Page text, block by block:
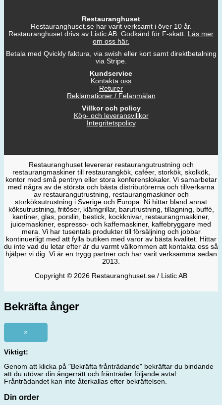
Restauranghuset
Restauranghuset.se har varit verksamt i över 10 år.
Restauranghuset drivs av Listic AB. Godkänd för F-skatt. Läs mer
om oss här.
Betala med Qvickly faktura, via swish eller kort samt direktbetalning
via Stripe.
Kundservice
Kontakta oss
Returer
Reklamationer / Felanmälan
Villkor och policy
Köp- och leveransvillkor
Integritetspolicy
Restauranghuset levererar restaurangutrustning och
restaurangmaskiner till restaurangkök, caféer, storkök, skolkök,
kontor med små pentryn eller stora konferenslokaler. Vi samarbetar
med några av de största och bästa distributörerna och tillverkarna
av restaurangutrustning, restaurangmaskiner och
storköksutrustning i Sverige och Europa. Ni hittar bland annat
köksutrustning, fritöser, klämgrillar, barutrustning, tillagning, buffé,
kantiner, glas, porslin, bestick, kockknivar, restaurangmaskiner,
juicemaskiner, espresso- och kaffemaskiner, kaffebryggare med
mera. Vi har tusentals produkter till försäljning och jobbar
kontinuerligt med att fylla butiken med varor av bästa kvalitet. Hittar
du inte vad du letar efter är du varmt välkommen att kontakta oss så
hjälper vi dig. Vi är en trygg partner och har varit verksamma sedan
2013.
Copyright © 2026 Restauranghuset.se / Listic AB
Bekräfta ånger
×
Viktigt:
Genom att klicka på "Bekräfta frånträdande" bekräftar du bindande
att du utövar din ångerrätt och frånträder följande avtal.
Frånträdandet kan inte återkallas efter bekräftelsen.
Din order